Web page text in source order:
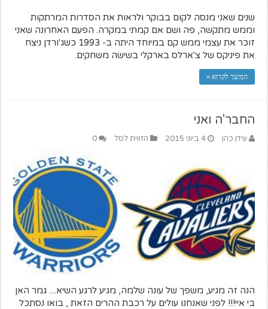
שנים שאני מנסה לקום בבוקר ולראות את הסדרות המרתקות
וממש מתקשה, פה ושם אם קמתי במקרה. הפעם האחרונה שאני
זוכר את עצמי ממש קם במיוחד היתה ב- 1993 כשג'ורדן ניצח
את פיניקס של צ'ארלס בארקלי בשישה משחקים.
המשך לקרוא »
החבר'ה ואני
עידן כהן 4 ביוני 2015 הזווית לסל 0
הנה זה מגיע, משפך של עונה שלמה, מגיע לרגע השיא.... גמר האן
בי איי!!! לפני שאנחנו עולים על רכבת ההרים הזאת , בואו נסתכל